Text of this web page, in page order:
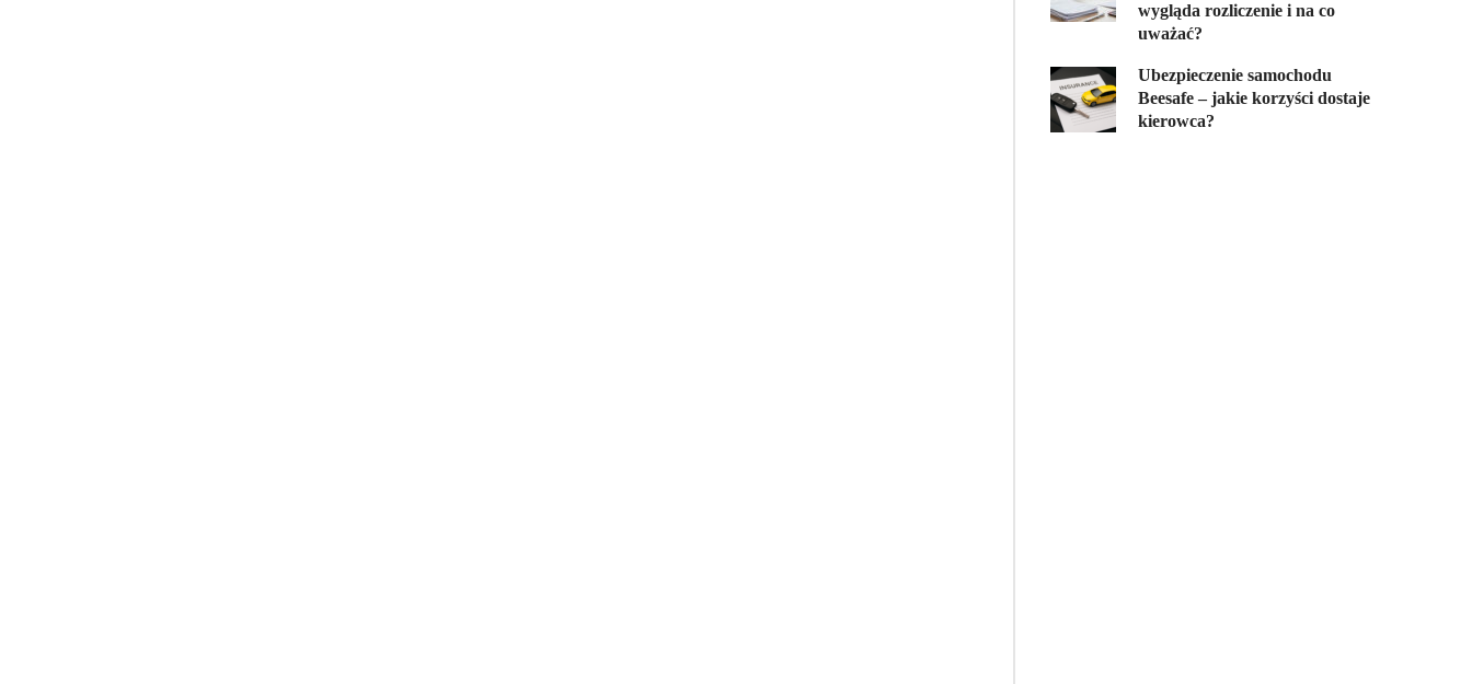
wygląda rozliczenie i na co
uważać?
Ubezpieczenie samochodu
Beesafe – jakie korzyści dostaje
kierowca?